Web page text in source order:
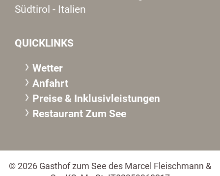
Südtirol - Italien
QUICKLINKS
Wetter
Anfahrt
Preise & Inklusivleistungen
Restaurant Zum See
© 2026 Gasthof zum See des Marcel Fleischmann &